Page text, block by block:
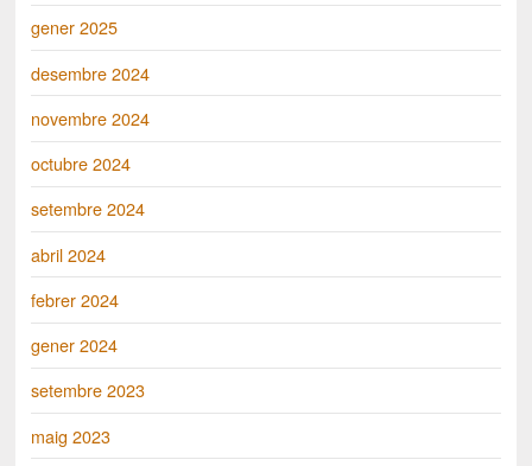
gener 2025
desembre 2024
novembre 2024
octubre 2024
setembre 2024
abril 2024
febrer 2024
gener 2024
setembre 2023
maig 2023